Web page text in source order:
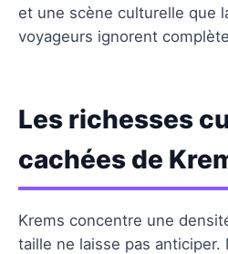
et une scène culturelle que
voyageurs ignorent
Les richesses
cachées de
Krems concentre une
taille ne laisse pas anticiper.